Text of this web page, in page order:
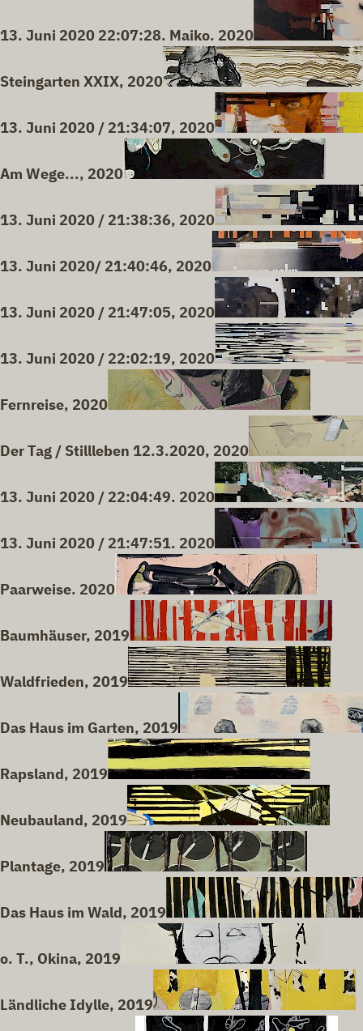
13. Juni 2020 22:07:28. Maiko. 2020
Steingarten XXIX, 2020
13. Juni 2020 / 21:34:07, 2020
Am Wege..., 2020
13. Juni 2020 / 21:38:36, 2020
13. Juni 2020/ 21:40:46, 2020
13. Juni 2020 / 21:47:05, 2020
13. Juni 2020 / 22:02:19, 2020
Fernreise, 2020
Der Tag / Stillleben 12.3.2020, 2020
13. Juni 2020 / 22:04:49. 2020
13. Juni 2020 / 21:47:51. 2020
Paarweise. 2020
Baumhäuser, 2019
Waldfrieden, 2019
Das Haus im Garten, 2019
Rapsland, 2019
Neubauland, 2019
Plantage, 2019
Das Haus im Wald, 2019
o. T., Okina, 2019
Ländliche Idylle, 2019